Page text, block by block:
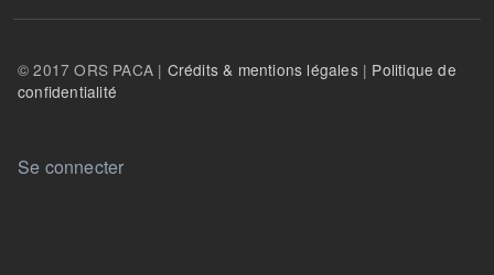
© 2017 ORS PACA | Crédits & mentions légales| Politique de
confidentialité
User account menu
Se connecter